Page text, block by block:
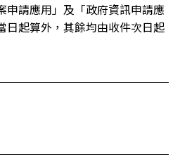
申請應用」及「政府資訊申請應
日起算外，其餘均由收件次日起